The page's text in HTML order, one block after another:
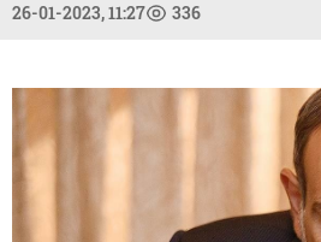
26-01-2023, 11:27 336